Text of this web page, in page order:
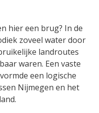
hier een brug? In de
zoveel water door
landroutes
waren. Een vaste
een logische
Nijmegen en het